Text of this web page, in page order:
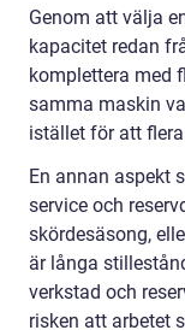
Genom att välja
kapacitet redan
komplettera med
samma maskin
istället för att
En annan aspekt
service och
skördesäsong,
är långa
verkstad och
risken att arbetet